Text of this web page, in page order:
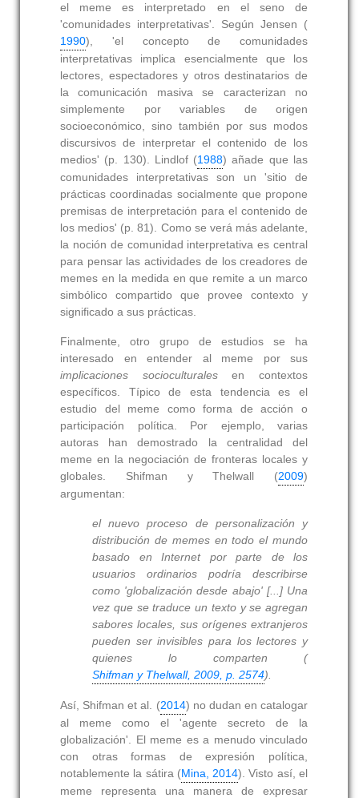
el meme es interpretado en el seno de
'comunidades interpretativas'. Según Jensen (
1990), 'el concepto de comunidades
interpretativas implica esencialmente que los
lectores, espectadores y otros destinatarios de
la comunicación masiva se caracterizan no
simplemente por variables de origen
socioeconómico, sino también por sus modos
discursivos de interpretar el contenido de los
medios' (p. 130). Lindlof (1988) añade que las
comunidades interpretativas son un 'sitio de
prácticas coordinadas socialmente que propone
premisas de interpretación para el contenido de
los medios' (p. 81). Como se verá más adelante,
la noción de comunidad interpretativa es central
para pensar las actividades de los creadores de
memes en la medida en que remite a un marco
simbólico compartido que provee contexto y
significado a sus prácticas.
Finalmente, otro grupo de estudios se ha
interesado en entender al meme por sus
implicaciones socioculturalesen contextos
específicos. Típico de esta tendencia es el
estudio del meme como forma de acción o
participación política. Por ejemplo, varias
autoras han demostrado la centralidad del
meme en la negociación de fronteras locales y
globales. Shifman y Thelwall (2009)
argumentan:
el nuevo proceso de personalización y
distribución de memes en todo el mundo
basado en Internet por parte de los
usuarios ordinarios podría describirse
como 'globalización desde abajo' [...] Una
vez que se traduce un texto y se agregan
sabores locales, sus orígenes extranjeros
pueden ser invisibles para los lectores y
quienes lo comparten (
Shifman y Thelwall, 2009, p. 2574).
Así, Shifman et al. (2014) no dudan en catalogar
al meme como el 'agente secreto de la
globalización'. El meme es a menudo vinculado
con otras formas de expresión política,
notablemente la sátira (Mina, 2014). Visto así, el
meme representa una manera de expresar